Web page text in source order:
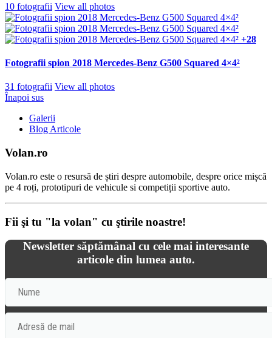
10 fotografii View all photos
+28
Fotografii spion 2018 Mercedes-Benz G500 Squared 4×4²
31 fotografii View all photos
Înapoi sus
Galerii
Blog Articole
Volan.ro
Volan.ro este o resursă de știri despre automobile, despre orice mișcă
pe 4 roți, prototipuri de vehicule si competiții sportive auto.
Fii şi tu "la volan" cu ştirile noastre!
Newsletter săptămânal cu cele mai interesante
articole din lumea auto.